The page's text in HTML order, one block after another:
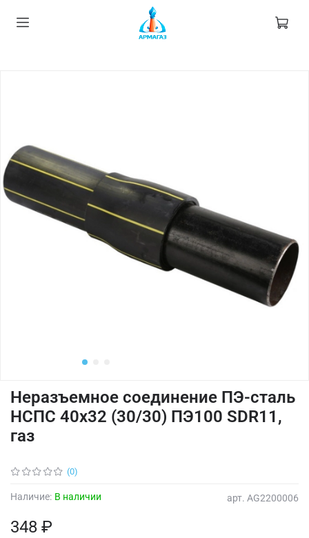
(0)
арт. AG2200006
Наличие: В наличии
Неразъемное соединение ПЭ-сталь
НСПС 40х32 (30/30) ПЭ100 SDR11,
газ
348 ₽